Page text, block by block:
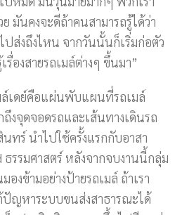
มันคงจะดีถ้าคนสามารถรู้ได้ว่า
ส่งถึงไหน จากวันนั้นก็เริ่มก่อตัว
รื่องสายรถเมล์ต่างๆ ขึ้นมา”
เดย์คือแผ่นพับแผนที่รถเมล์
งจุดจอดรถและเส้นทางเดินรถ
นทร์ นำไปใช้ครั้งแรกกับอาสา
รรมศาสตร์ หลังจากจบงานนี้กลุ่ม
องข้ามอย่างป้ายรถเมล์ ถ้าเรา
ปัญหาระบบขนส่งสาธารณะได้